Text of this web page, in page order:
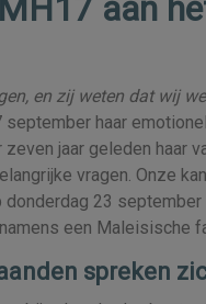
aan
en zij weten dat wij
september haar
jaar geleden haar
vragen. Onze
23
een Maleisische
spreken